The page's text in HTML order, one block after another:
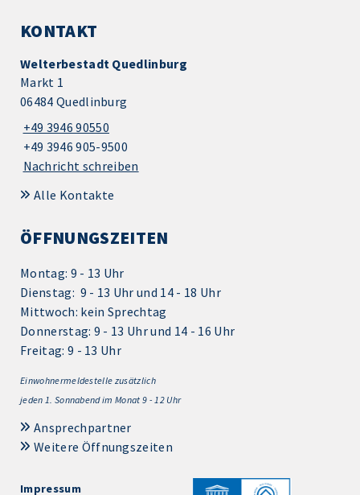
KONTAKT
Welterbestadt Quedlinburg
Markt 1
06484 Quedlinburg
+49 3946 90550
+49 3946 905-9500
Nachricht schreiben
Alle Kontakte
ÖFFNUNGSZEITEN
Montag: 9 - 13 Uhr
Dienstag: 9 - 13 Uhr und 14 - 18 Uhr
Mittwoch: kein Sprechtag
Donnerstag: 9 - 13 Uhr und 14 - 16 Uhr
Freitag: 9 - 13 Uhr
Einwohnermeldestelle zusätzlich
jeden 1. Sonnabend im Monat 9 - 12 Uhr
Ansprechpartner
Weitere Öffnungszeiten
Impressum